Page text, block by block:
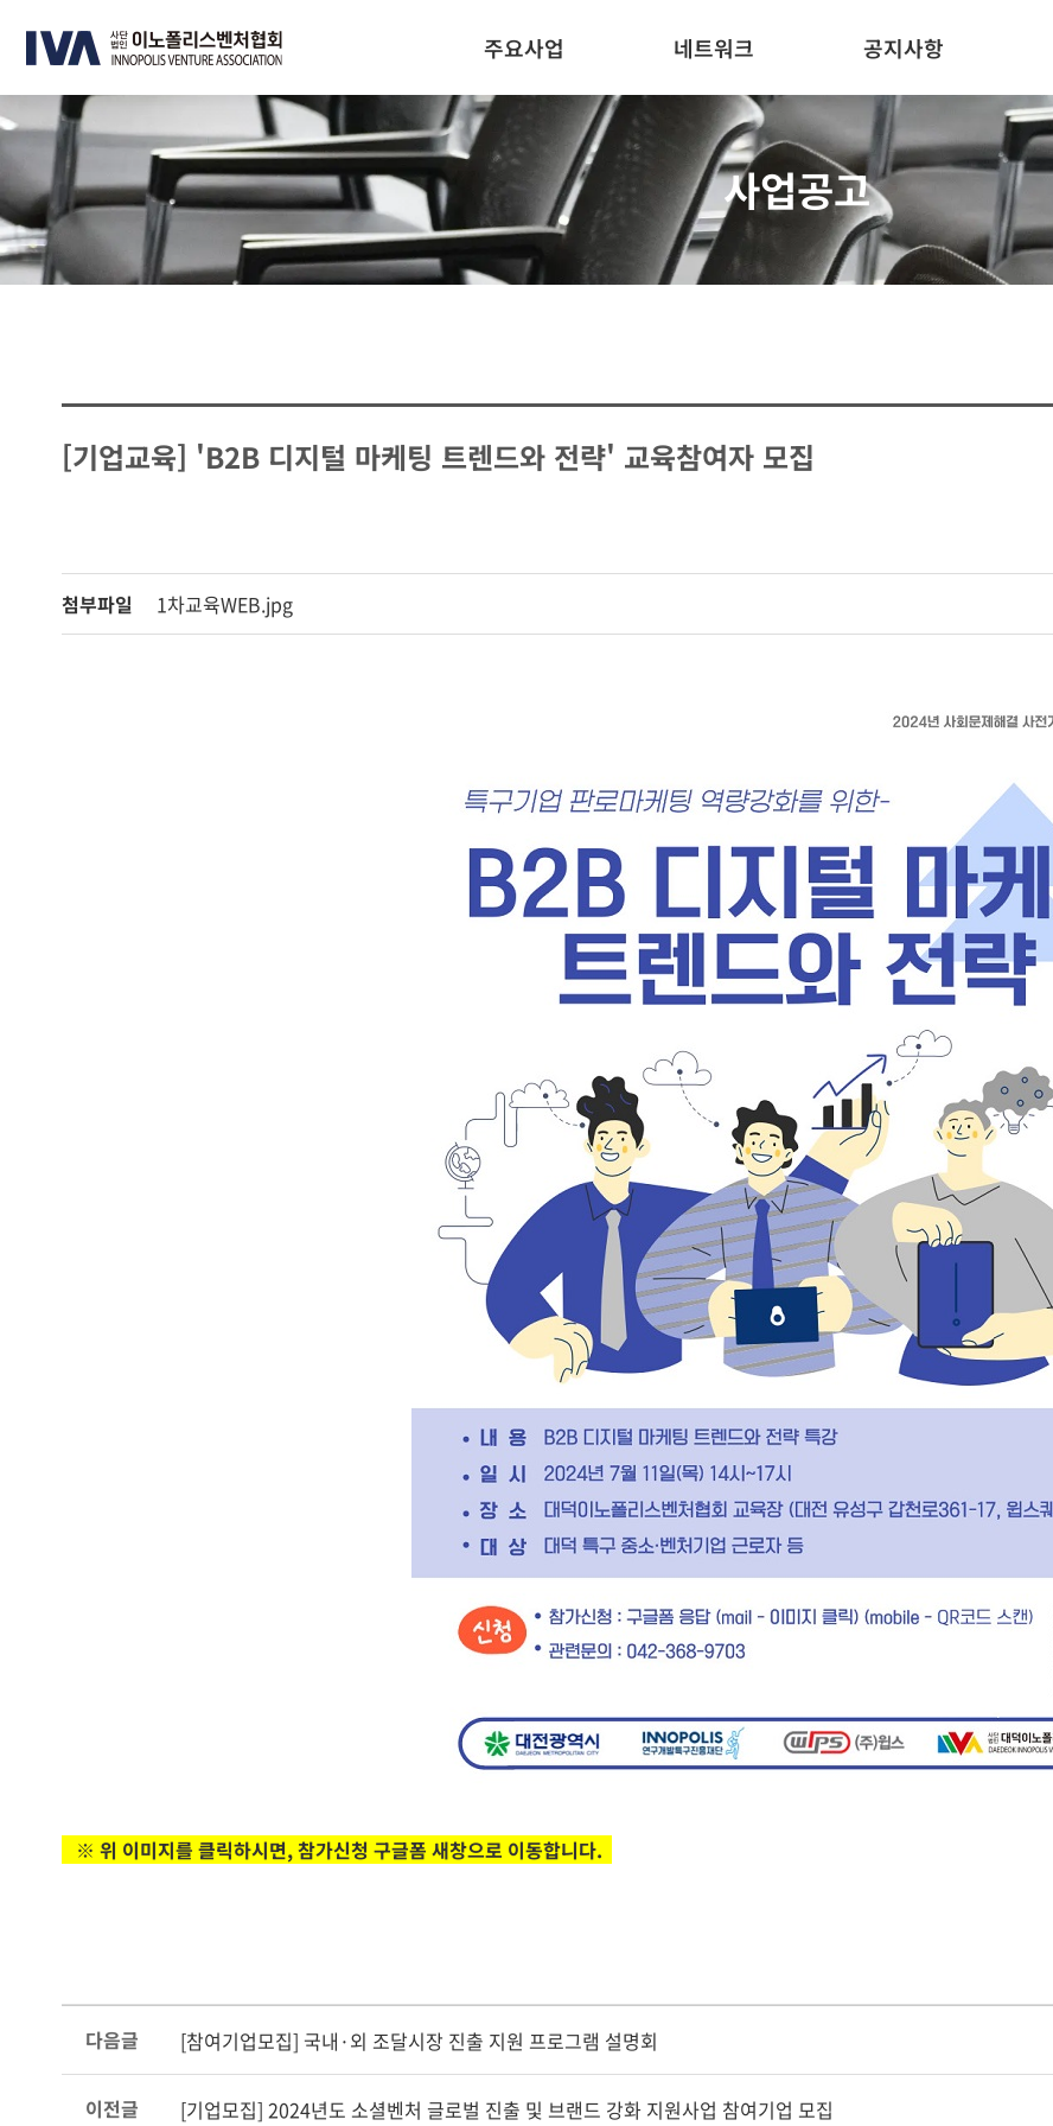
주요사업 네트워크 공지사항
사업공고
[기업교육] 'B2B 디지털 마케팅 트렌드와 전략' 교육참여자 모집
첨부파일 1차교육WEB.jpg
※ 위 이미지를 클릭하시면, 참가신청 구글폼 새창으로 이동합니다.
다음글 [참여기업모집] 국내·외 조달시장 진출 지원 프로그램 설명회
이전글 [기업모집] 2024년도 소셜벤처 글로벌 진출 및 브랜드 강화 지원사업 참여기업 모집